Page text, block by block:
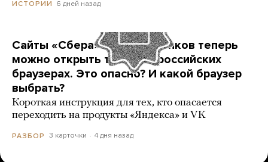
ИСТОРИИ 6 дней назад
Сайты «Сбера» и других банков теперь
можно открыть только в российских
браузерах. Это опасно? И какой браузер
выбрать?
Короткая инструкция для тех, кто опасается
переходить на продукты «Яндекса» и VK
РАЗБОР 3 карточки 4 дня назад